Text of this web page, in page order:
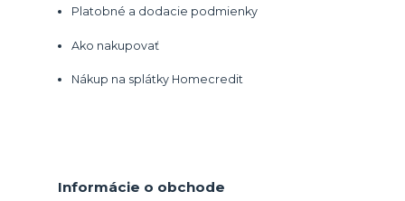
Platobné a dodacie podmienky
Ako nakupovať
Nákup na splátky Homecredit
Informácie o obchode